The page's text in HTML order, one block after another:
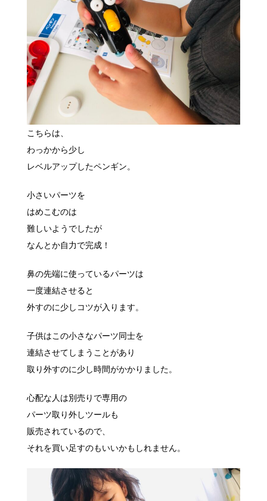
こちらは、
わっかから少し
レベルアップしたペンギン。
小さいパーツを
はめこむのは
難しいようでしたが
なんとか自力で完成！
鼻の先端に使っているパーツは
一度連結させると
外すのに少しコツが入ります。
子供はこの小さなパーツ同士を
連結させてしまうことがあり
取り外すのに少し時間がかかりました。
心配な人は別売りで専用の
パーツ取り外しツールも
販売されているので、
それを買い足すのもいいかもしれません。